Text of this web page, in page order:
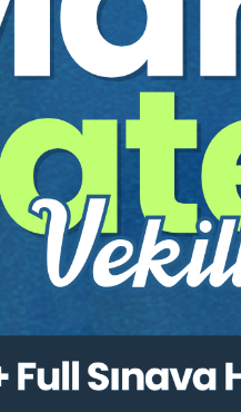
olarak ulaşabilir ve
Bütün Hukuk Kitapları,